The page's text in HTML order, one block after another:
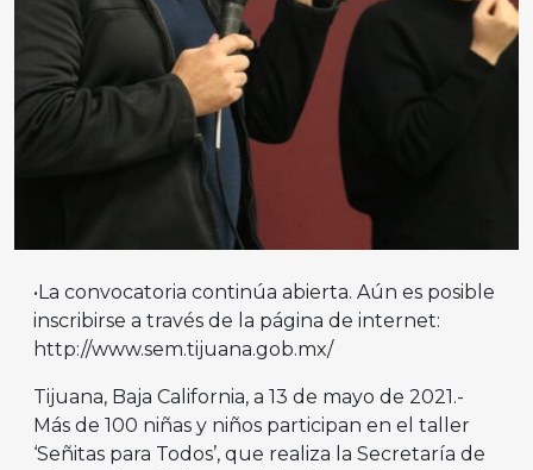
•La convocatoria continúa abierta. Aún es posible
inscribirse a través de la página de internet:
http://www.sem.tijuana.gob.mx/
Tijuana, Baja California, a 13 de mayo de 2021.-
Más de 100 niñas y niños participan en el taller
‘Señitas para Todos’, que realiza la Secretaría de